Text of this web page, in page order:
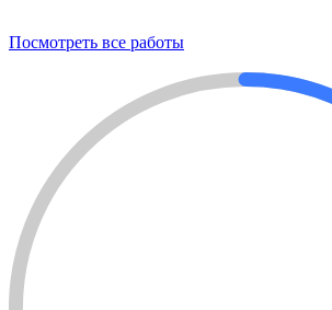
Посмотреть все работы